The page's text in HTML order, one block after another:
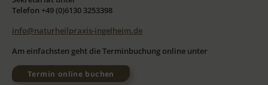
Telefon +49 (0)6130 3253398
info@naturheilpraxis-ingelheim.de
Am einfachsten geht die Terminbuchung online unter
Termin online buchen